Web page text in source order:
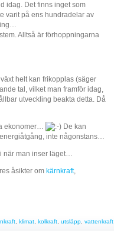
idag. Det finns inget som
varit på ens hundradelar av
Alltså är förhoppningarna
helt kan frikopplas (säger
tal, vilket man framför idag,
utveckling beakta detta. Då
ekonomer…
De kan
inte någonstans…
när man inser läget…
åsikter om kärnkraft,
klimat kolkraft utsläpp vattenkraft